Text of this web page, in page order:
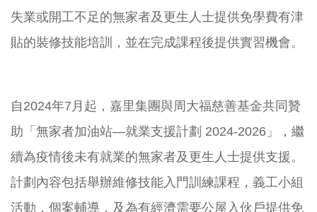
失業或開工不足的無家者及更生人士提供免學費有津
貼的裝修技能培訓，並在完成課程後提供實習機會。
自2024年7月起，嘉里集團與周大福慈善基金共同贊
助「無家者加油站—就業支援計劃 2024-2026」，繼
續為疫情後未有就業的無家者及更生人士提供支援。
計劃內容包括舉辦維修技能入門訓練課程，義工小組
活動，個案輔導，及為有經濟需要公屋入伙戶提供免